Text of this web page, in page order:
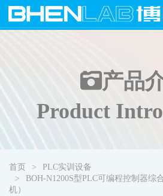
产品
Product
首页
PLC实训设备
BOH-N1200S型PLC可编程控制器综
机）